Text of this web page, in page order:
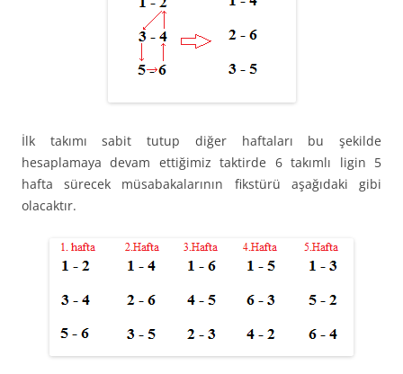
İlk takımı sabit tutup diğer haftaları bu şekilde
hesaplamaya devam ettiğimiz taktirde 6 takımlı ligin 5
hafta sürecek müsabakalarının fikstürü aşağıdaki gibi
olacaktır.